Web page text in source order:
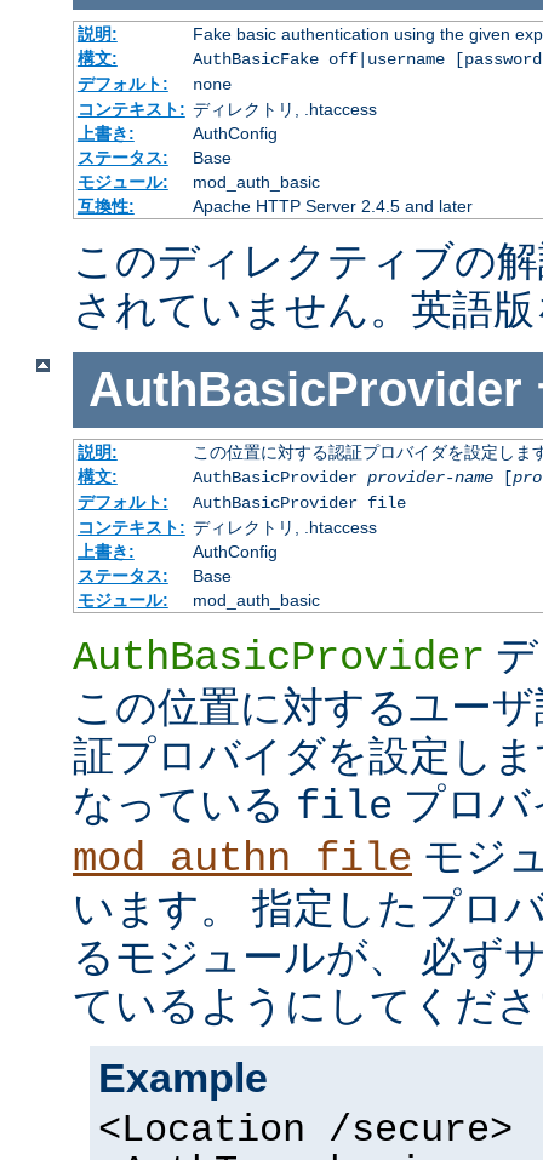
説明:
Fake basic authentication using the given
構文:
AuthBasicFake off|username
デフォルト:
none
コンテキスト: ディレクトリ, .htaccess
上書き:
AuthConfig
ステータス:
Base
モジュール:
mod_auth_basic
互換性:
Apache HTTP Server 2.4.5 and later
このディレクティブの
されていません。英語
AuthBasicProvider
説明:
この位置に対する認証プロバイダを設定しま
構文:
AuthBasicProvider provider-name[
デフォルト:
AuthBasicProvider file
コンテキスト: ディレクトリ, .htaccess
上書き:
AuthConfig
ステータス:
Base
モジュール:
mod_auth_basic
AuthBasicProvider
この位置に対するユー
証プロバイダを設定し
なっている file プロ
mod_authn_file モジ
います。 指定したプロ
るモジュールが、 必ず
ているようにしてくだ
Example
<Location /secure>